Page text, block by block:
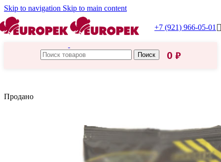
Skip to navigation Skip to main content
+7 (921) 966-05-01
Поиск 0 ₽
Продано